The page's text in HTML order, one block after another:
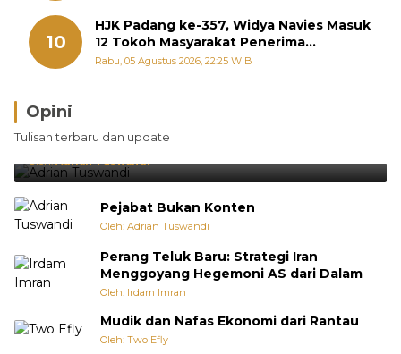
10
HJK Padang ke-357, Widya Navies Masuk
12 Tokoh Masyarakat Penerima
Penghargaan Pemko Padang
Rabu, 05 Agustus 2026, 22:25 WIB
Opini
Tulisan terbaru dan update
Brasil Lebih Diunggulkan, tetapi Jepang Selalu
Punya Cara Membuat Kejutan
Oleh:Adrian Tuswandi
Pejabat Bukan Konten
Oleh: Adrian Tuswandi
Perang Teluk Baru: Strategi Iran
Menggoyang Hegemoni AS dari Dalam
Oleh: Irdam Imran
Mudik dan Nafas Ekonomi dari Rantau
Oleh: Two Efly